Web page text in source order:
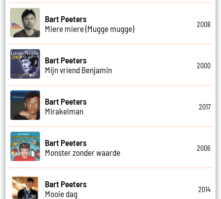
Bart Peeters
Miere miere (Mugge mugge)
2008
Bart Peeters
Mijn vriend Benjamin
2000
Bart Peeters
Mirakelman
2017
Bart Peeters
Monster zonder waarde
2006
Bart Peeters
Mooie dag
2014